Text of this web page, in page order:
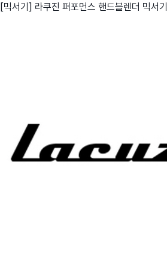
[믹서기] 라쿠진 퍼포먼스 핸드블렌더 믹서기